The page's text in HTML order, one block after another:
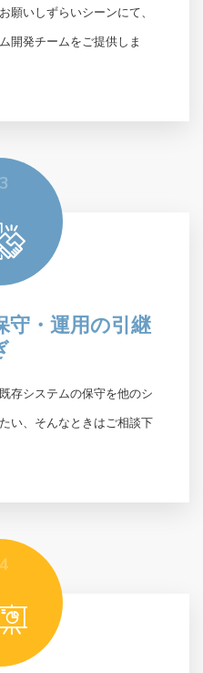
願いしずらいシーンにて、
開発チームをご提供しま
守・運用の引継
存システムの保守を他のシ
い、そんなときはご相談下